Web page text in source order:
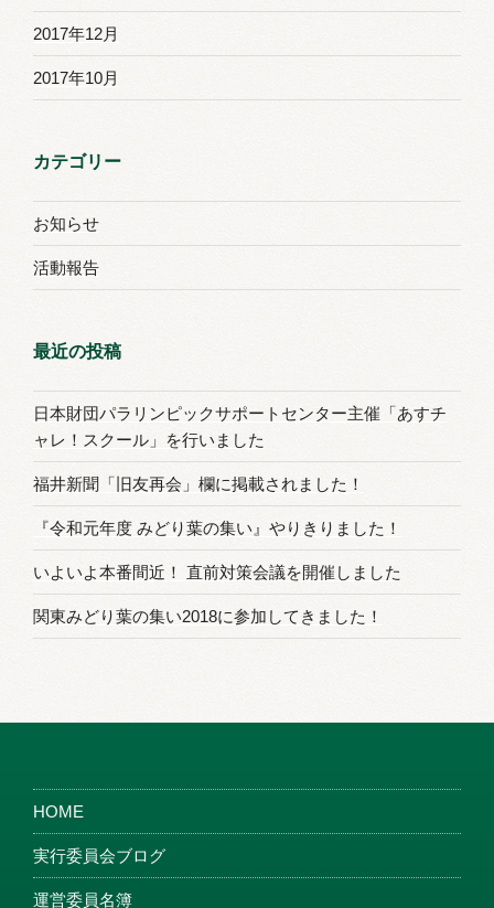
2017年12月
2017年10月
カテゴリー
お知らせ
活動報告
最近の投稿
日本財団パラリンピックサポートセンター主催「あすチ
ャレ！スクール」を行いました
福井新聞「旧友再会」欄に掲載されました！
『令和元年度 みどり葉の集い』やりきりました！
いよいよ本番間近！ 直前対策会議を開催しました
関東みどり葉の集い2018に参加してきました！
HOME
実行委員会ブログ
運営委員名簿